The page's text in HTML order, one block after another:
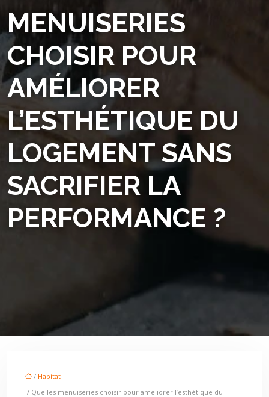
MENUISERIES
CHOISIR POUR
AMÉLIORER
L’ESTHÉTIQUE DU
LOGEMENT SANS
SACRIFIER LA
PERFORMANCE ?
/ Habitat
/ Quelles menuiseries choisir pour améliorer l’esthétique du